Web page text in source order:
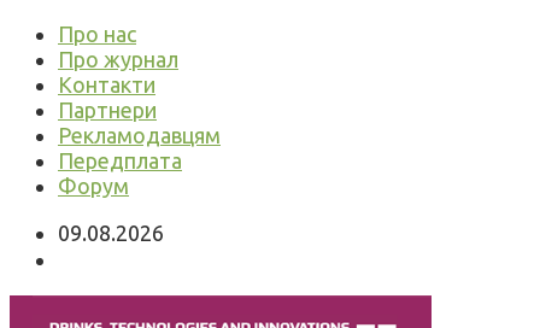
Про нас
Про журнал
Контакти
Партнери
Рекламодавцям
Передплата
Форум
09.08.2026